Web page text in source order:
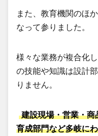
また、教育機関のほ
なって参りました。
様々な業務が複合化
の技能や知識は設計
りません。
建設現場・営業・商
育成部門など多岐に